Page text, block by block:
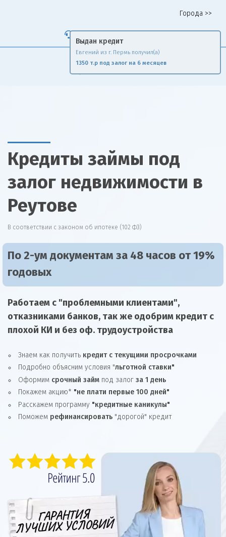
Города >>
Fin Rise
Кредиты займы под
залог недвижимости в
Реутове
В соответствии с законом об ипотеке (102 ФЗ)
По 2-ум документам за 48 часов от 19%
годовых
Работаем с "проблемными клиентами",
отказниками банков, так же одобрим кредит с
плохой КИ и без оф. трудоустройства
Знаем как получить кредит с текущими просрочками
Подробно объясним условия "льготной ставки"
Оформим срочный займ под залог за 1 день
Покажем акцию* "не плати первые 100 дней"
Расскажем программу "кредитные каникулы"
Поможем рефинансировать "дорогой" кредит
Выдан кредит
Евгений из г. Пермь получил(а)
1350 т.р под залог на 6 месяцев